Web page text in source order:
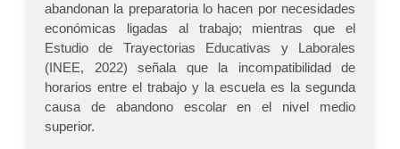
abandonan la preparatoria lo hacen por necesidades
económicas ligadas al trabajo; mientras que el
Estudio de Trayectorias Educativas y Laborales
(INEE, 2022) señala que la incompatibilidad de
horarios entre el trabajo y la escuela es la segunda
causa de abandono escolar en el nivel medio
superior.